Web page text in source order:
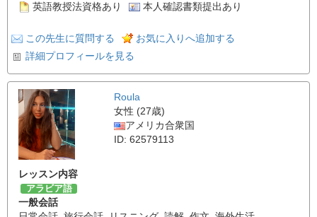
英語教授法資格あり
本人確認書類提出あり
この先生に質問する
お気に入りへ追加する
詳細プロフィールを見る
Roula
女性 (27歳)
アメリカ合衆国
ID: 62579113
レッスン内容
アラビア語
一般会話